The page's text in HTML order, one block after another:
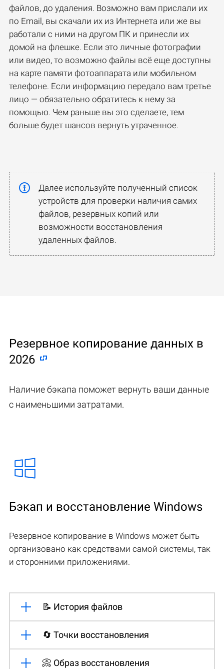
файлов, до удаления. Возможно вам прислали их
по Email, вы скачали их из Интернета или же вы
работали с ними на другом ПК и принесли их
домой на флешке. Если это личные фотографии
или видео, то возможно файлы всё еще доступны
на карте памяти фотоаппарата или мобильном
телефоне. Если информацию передало вам третье
лицо — обязательно обратитесь к нему за
помощью. Чем раньше вы это сделаете, тем
больше будет шансов вернуть утраченное.
Далее используйте полученный список
устройств для проверки наличия самих
файлов, резервных копий или
возможности восстановления
удаленных файлов.
Резервное копирование данных в
2026
Наличие бэкапа поможет вернуть ваши данные
с наименьшими затратами.
Бэкап и восстановление Windows
Резервное копирование в Windows может быть
организовано как средствами самой системы, так
и сторонними приложениями.
📝 История файлов
🔄 Точки восстановления
📀 Образ восстановления